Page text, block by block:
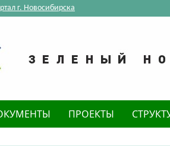
г. Новосибирска
ПРОЕКТЫ